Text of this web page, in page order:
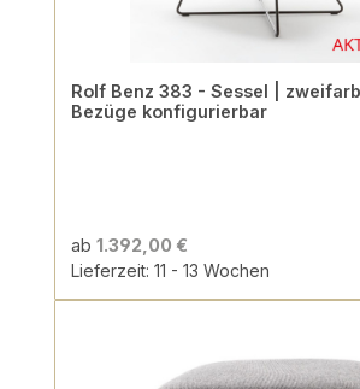
Rolf Benz 383 - Sessel |
Bezüge konfigurierbar
ab 1.392,00 €
Lieferzeit: 11 - 13 Wochen